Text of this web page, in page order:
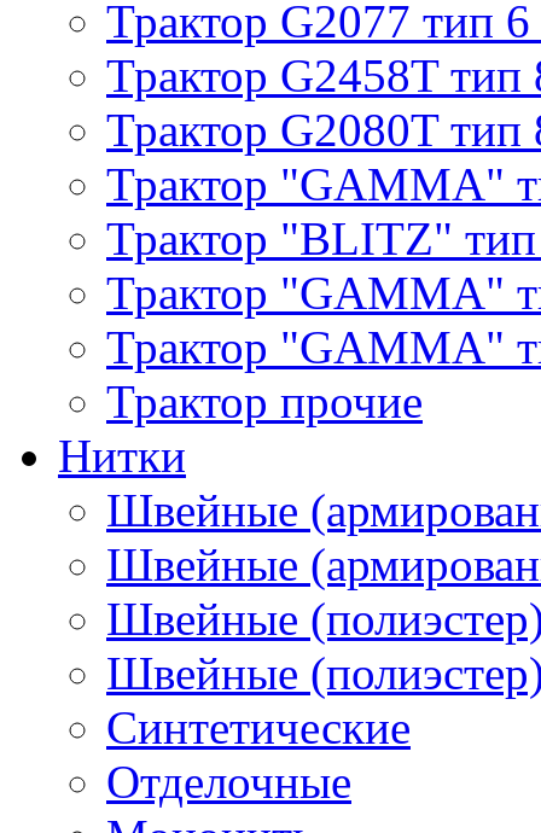
Трактор G2077 тип 6
Трактор G2458T тип
Трактор G2080T тип
Трактор "GAMMA"
Трактор "BLITZ"
Трактор "GAMMA"
Трактор "GAMMA"
Трактор прочие
Нитки
Швейные
Швейные
Швейные
Швейные
Синтетические
Отделочные